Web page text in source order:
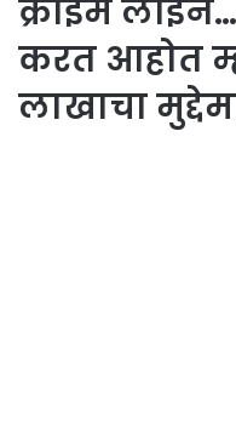
क्राईम
करत आहोत
लाखाचा